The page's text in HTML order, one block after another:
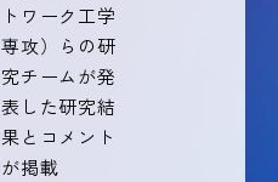
トワーク工学
専攻）らの研
究チームが発
表した研究結
果とコメント
が掲載